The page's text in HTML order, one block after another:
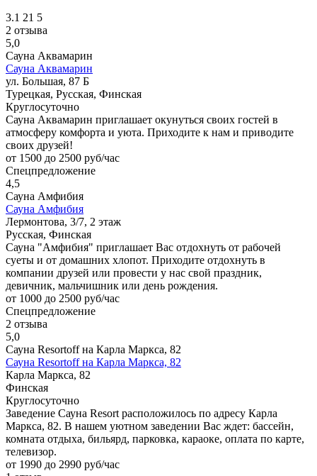
3.1 21 5
2 отзыва
5,0
Сауна Аквамарин
Сауна Аквамарин
ул. Большая, 87 Б
Турецкая, Русская, Финская
Круглосуточно
Сауна Аквамарин приглашает окунуться своих гостей в
атмосферу комфорта и уюта. Приходите к нам и приводите
своих друзей!
от 1500 до 2500 руб/час
Спецпредложение
4,5
Сауна Амфибия
Сауна Амфибия
Лермонтова, 3/7, 2 этаж
Русская, Финская
Сауна "Амфибия" приглашает Вас отдохнуть от рабочей
суеты и от домашних хлопот. Приходите отдохнуть в
компании друзей или провести у нас свой праздник,
девичник, мальчишник или день рождения.
от 1000 до 2500 руб/час
Спецпредложение
2 отзыва
5,0
Сауна Resortoff на Карла Маркса, 82
Сауна Resortoff на Карла Маркса, 82
Карла Маркса, 82
Финская
Круглосуточно
Заведение Сауна Resort расположилось по адресу Карла
Маркса, 82. В нашем уютном заведении Вас ждет: бассейн,
комната отдыха, бильярд, парковка, караоке, оплата по карте,
телевизор.
от 1990 до 2990 руб/час